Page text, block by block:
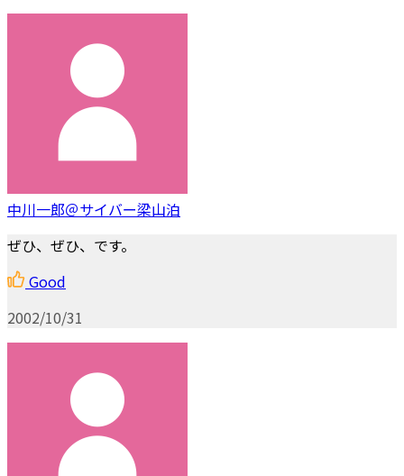
中川一郎＠サイバー梁山泊
ぜひ、ぜひ、です。
Good
2002/10/31